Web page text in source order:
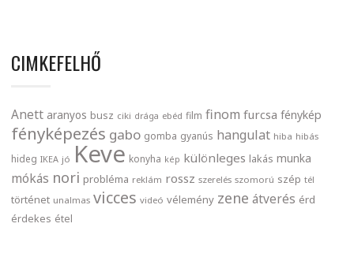
CIMKEFELHŐ
Anett aranyos busz ciki drága ebéd film finom furcsa fénykép
fényképezés gabo gomba gyanús hangulat hiba hibás
hideg IKEA jó Keve konyha kép különleges lakás munka
mókás nori probléma reklám rossz szerelés szomorú szép tél
történet unalmas vicces videó vélemény zene átverés érd
érdekes étel